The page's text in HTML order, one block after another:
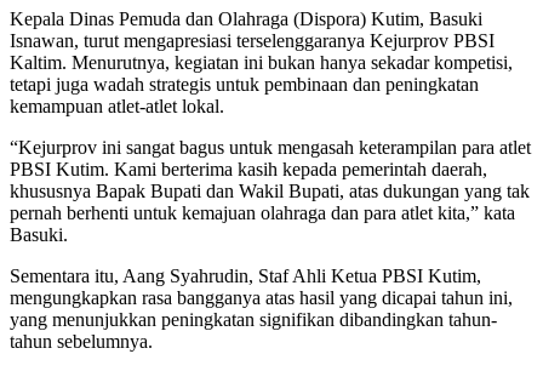
Kepala Dinas Pemuda dan Olahraga (Dispora) Kutim, Basuki
Isnawan, turut mengapresiasi terselenggaranya Kejurprov PBSI
Kaltim. Menurutnya, kegiatan ini bukan hanya sekadar kompetisi,
tetapi juga wadah strategis untuk pembinaan dan peningkatan
kemampuan atlet-atlet lokal.
“Kejurprov ini sangat bagus untuk mengasah keterampilan para atlet
PBSI Kutim. Kami berterima kasih kepada pemerintah daerah,
khususnya Bapak Bupati dan Wakil Bupati, atas dukungan yang tak
pernah berhenti untuk kemajuan olahraga dan para atlet kita,” kata
Basuki.
Sementara itu, Aang Syahrudin, Staf Ahli Ketua PBSI Kutim,
mengungkapkan rasa bangganya atas hasil yang dicapai tahun ini,
yang menunjukkan peningkatan signifikan dibandingkan tahun-
tahun sebelumnya.